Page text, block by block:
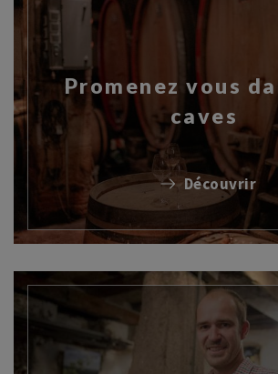
Promenez vous
caves
Découvrir